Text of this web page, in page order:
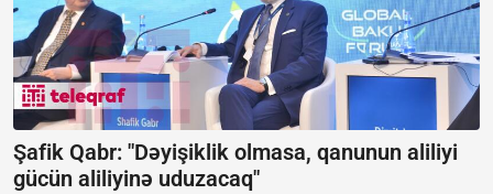
Şafik Qabr: "Dəyişiklik olmasa, qanunun aliliyi
gücün aliliyinə uduzacaq"